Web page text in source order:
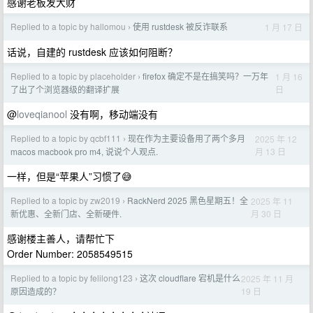
Replied to a topic by hallomou › 使用 rustdesk 被反诈联系 1 月 17 日
话说，自建的 rustdesk 应该如何阻断？
Replied to a topic by placeholder › firefox 确定不是在搞笑吗？一万年
了出了个浏览器级的翻译扩展
1 月 16
日
@loveqianool 没有啊，移动端没有
Replied to a topic by qcbf111 › 现在作为主要设备用了两个多月
macos macbook pro m4, 说说个人观点.
2025 年 12
月 13 日
一样，但是“苹果人”习惯了😅
Replied to a topic by zw2019 › RackNerd 2025 黑色星期五！全
新优惠、全新门店、全新硬件.
2025 年 11
月 30 日
感谢楼主善人，请帮忙下
Order Number: 2058549515
Replied to a topic by felilong123 › 这次 cloudflare 宕机是什么
原因造成的？
2025 年 11 月
19 日